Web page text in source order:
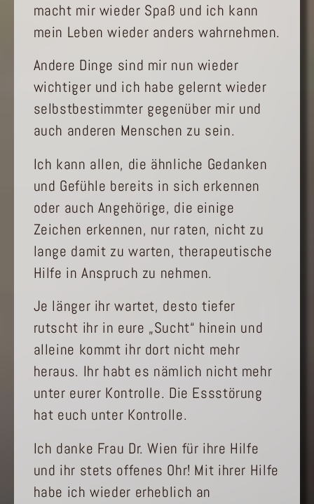
macht mir wieder Spaß und ich kann
mein Leben wieder anders wahrnehmen.
Andere Dinge sind mir nun wieder
wichtiger und ich habe gelernt wieder
selbstbestimmter gegenüber mir und
auch anderen Menschen zu sein.
Ich kann allen, die ähnliche Gedanken
und Gefühle bereits in sich erkennen
oder auch Angehörige, die einige
Zeichen erkennen, nur raten, nicht zu
lange damit zu warten, therapeutische
Hilfe in Anspruch zu nehmen.
Je länger ihr wartet, desto tiefer
rutscht ihr in eure „Sucht“ hinein und
alleine kommt ihr dort nicht mehr
heraus. Ihr habt es nämlich nicht mehr
unter eurer Kontrolle. Die Essstörung
hat euch unter Kontrolle.
Ich danke Frau Dr. Wien für ihre Hilfe
und ihr stets offenes Ohr! Mit ihrer Hilfe
habe ich wieder erheblich an